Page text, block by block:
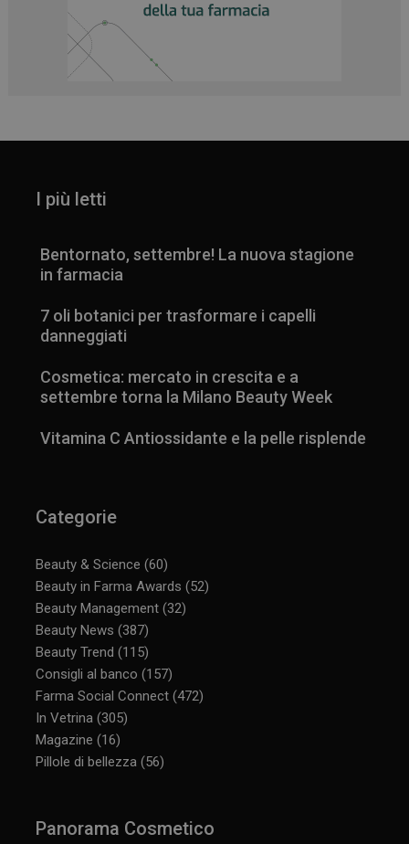
I più letti
Bentornato, settembre! La nuova stagione
in farmacia
7 oli botanici per trasformare i capelli
danneggiati
Cosmetica: mercato in crescita e a
settembre torna la Milano Beauty Week
Vitamina C Antiossidante e la pelle risplende
Categorie
Beauty & Science (60)
Beauty in Farma Awards (52)
Beauty Management (32)
Beauty News (387)
Beauty Trend (115)
Consigli al banco (157)
Farma Social Connect (472)
In Vetrina (305)
Magazine (16)
Pillole di bellezza (56)
Panorama Cosmetico